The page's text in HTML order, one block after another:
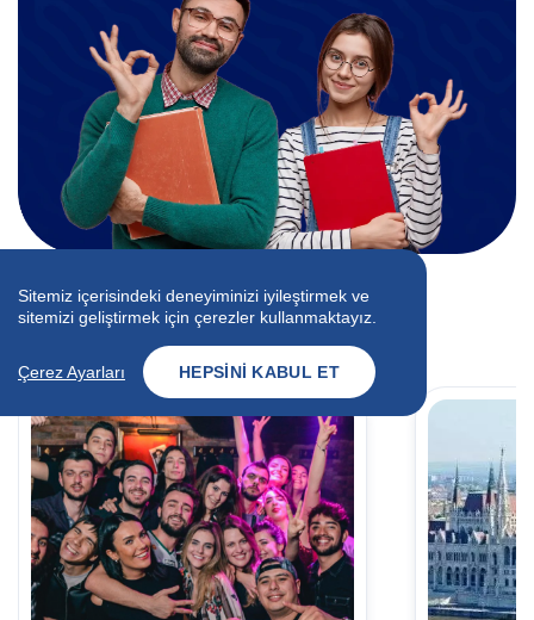
İlgili Blog Yazıları
Sitemiz içerisindeki deneyiminizi iyileştirmek ve
sitemizi geliştirmek için çerezler kullanmaktayız.
Çerez Ayarları HEPSINI KABUL ET